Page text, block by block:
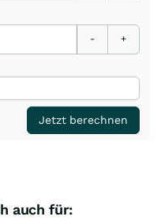
- +
Jetzt berechnen
auch für: